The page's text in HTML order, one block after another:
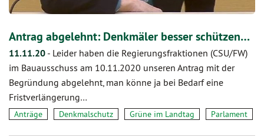
Antrag abgelehnt: Denkmäler besser schützen…
11.11.20 - Leider haben die Regierungsfraktionen (CSU/FW)
im Bauausschuss am 10.11.2020 unseren Antrag mit der
Begründung abgelehnt, man könne ja bei Bedarf eine
Fristverlängerung…
Anträge Denkmalschutz Grüne im Landtag Parlament